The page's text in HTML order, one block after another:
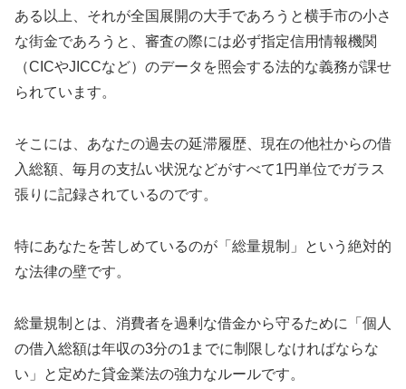
ある以上、それが全国展開の大手であろうと横手市の小さ
な街金であろうと、審査の際には必ず指定信用情報機関
（CICやJICCなど）のデータを照会する法的な義務が課せ
られています。
そこには、あなたの過去の延滞履歴、現在の他社からの借
入総額、毎月の支払い状況などがすべて1円単位でガラス
張りに記録されているのです。
特にあなたを苦しめているのが「総量規制」という絶対的
な法律の壁です。
総量規制とは、消費者を過剰な借金から守るために「個人
の借入総額は年収の3分の1までに制限しなければならな
い」と定めた貸金業法の強力なルールです。